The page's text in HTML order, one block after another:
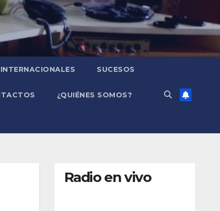
INTERNACIONALES SUCESOS
¿QUIÉNES SOMOS?
Radio en vivo